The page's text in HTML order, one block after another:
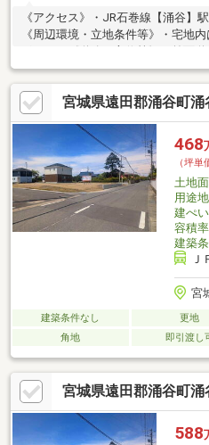
《アクセス》・JR石巻線【涌谷】
《周辺環境・立地条件等》・宅地
《建築用途・有効活用》・建築条
きなハウスメーカー・工務店での
備、外観、全て自分好みのスタイル
が可能です。
宮城県遠田郡涌谷町涌
468
（坪単
土地
用途
建ぺ
容積率
建築
Ｊ
宮
建築条件なし 更地
角地
即引渡し
宮城県遠田郡涌谷町涌
588